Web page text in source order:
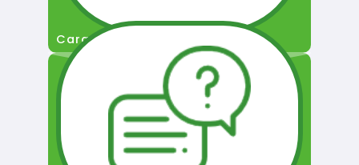
Cara Permohonan